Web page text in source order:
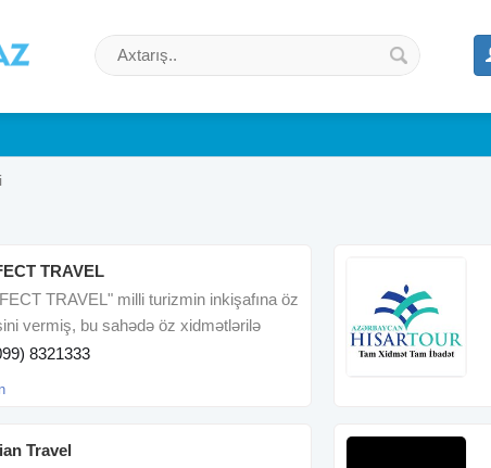
TRAVEL
TRAVEL" milli turizmin inkişafına öz
vermiş, bu sahədə öz xidmətlərilə
8321333
Travel